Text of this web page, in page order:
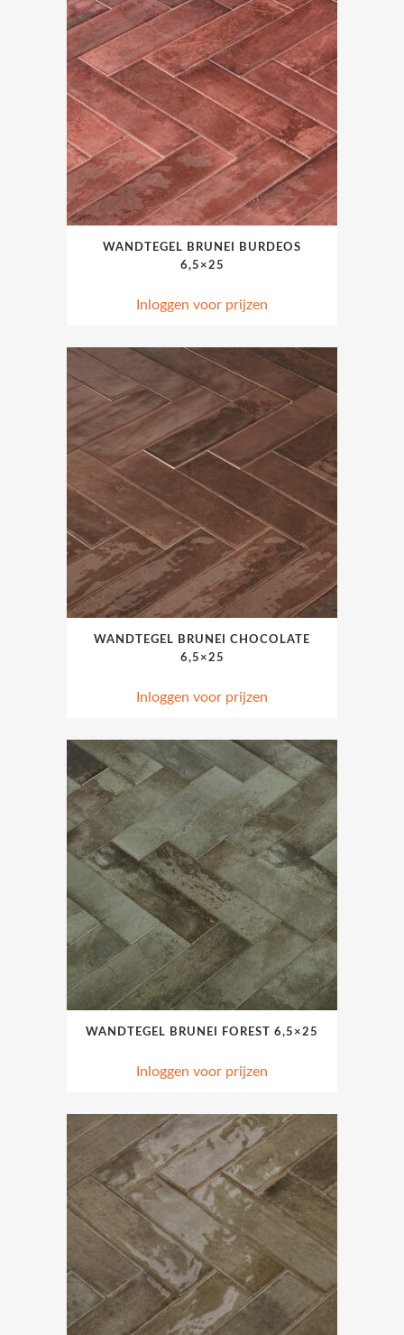
WANDTEGEL BRUNEI BURDEOS
6,5×25
Inloggen voor prijzen
WANDTEGEL BRUNEI CHOCOLATE
6,5×25
Inloggen voor prijzen
WANDTEGEL BRUNEI FOREST 6,5×25
Inloggen voor prijzen